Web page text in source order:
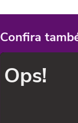
Confira
Ops!